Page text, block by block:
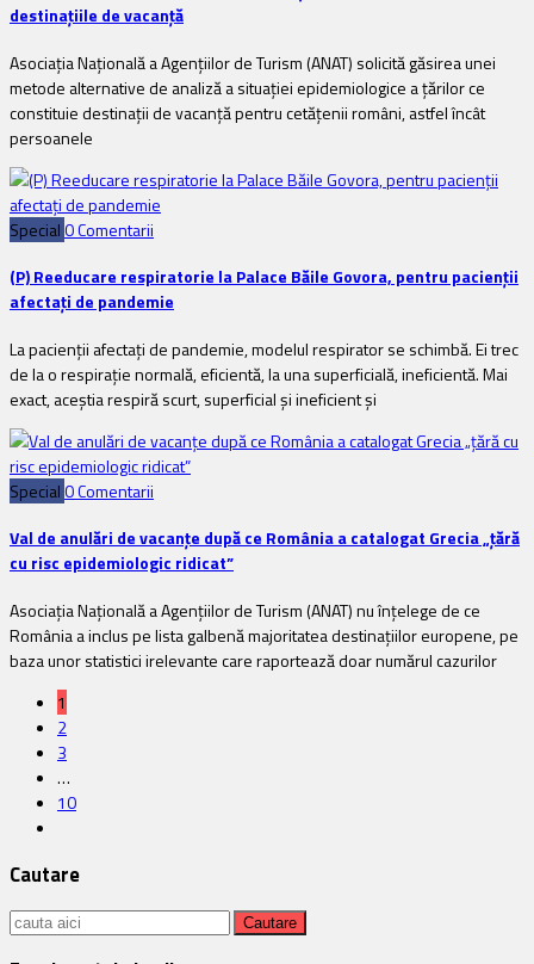
destinațiile de vacanță
Asociația Națională a Agențiilor de Turism (ANAT) solicită găsirea unei
metode alternative de analiză a situației epidemiologice a țărilor ce
constituie destinații de vacanță pentru cetățenii români, astfel încât
persoanele
Special0 Comentarii
(P) Reeducare respiratorie la Palace Băile Govora, pentru pacienții
afectați de pandemie
La pacienţii afectați de pandemie, modelul respirator se schimbă. Ei trec
de la o respiraţie normală, eficientă, la una superficială, ineficientă. Mai
exact, aceștia respiră scurt, superficial și ineficient și
Special0 Comentarii
Val de anulări de vacanțe după ce România a catalogat Grecia „țără
cu risc epidemiologic ridicat”
Asociația Națională a Agențiilor de Turism (ANAT) nu înțelege de ce
România a inclus pe lista galbenă majoritatea destinațiilor europene, pe
baza unor statistici irelevante care raportează doar numărul cazurilor
1
2
3
…
10
Cautare
Cauta: